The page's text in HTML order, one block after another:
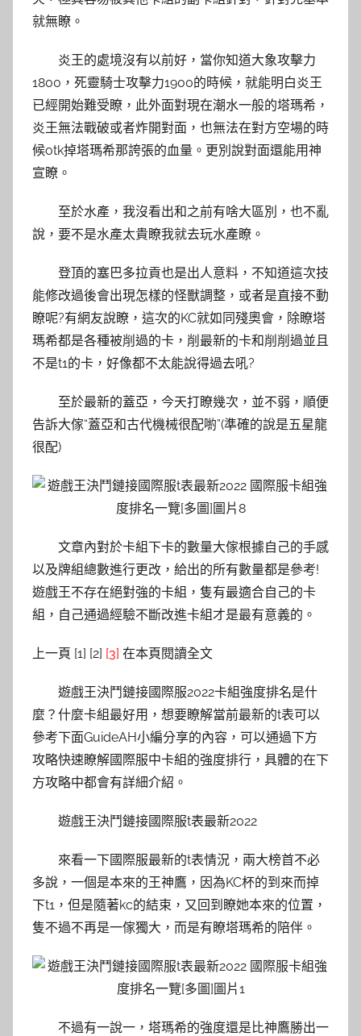
就無瞭。
炎王的處境沒有以前好，當你知道大象攻擊力
1800，死靈騎士攻擊力1900的時候，就能明白炎王
已經開始難受瞭，此外面對現在潮水一般的塔瑪希，
炎王無法戰破或者炸開對面，也無法在對方空場的時
候otk掉塔瑪希那誇張的血量。更別說對面還能用神
宣瞭。
至於水產，我沒看出和之前有啥大區別，也不亂
說，要不是水產太貴瞭我就去玩水產瞭。
登頂的塞巴多拉貢也是出人意料，不知道這次技
能修改過後會出現怎樣的怪獸調整，或者是直接不動
瞭呢?有網友說瞭，這次的KC就如同殘奧會，除瞭塔
瑪希都是各種被削過的卡，削最新的卡和削削過並且
不是t1的卡，好像都不太能說得過去吼?
至於最新的蓋亞，今天打瞭幾次，並不弱，順便
告訴大傢“蓋亞和古代機械很配喲”(準確的說是五星龍
很配)
文章內對於卡組下卡的數量大傢根據自己的手感
以及牌組總數進行更改，給出的所有數量都是參考!
遊戲王不存在絕對強的卡組，隻有最適合自己的卡
組，自己通過經驗不斷改進卡組才是最有意義的。
上一頁 [1] [2] [3] 在本頁閱讀全文
遊戲王決鬥鏈接國際服2022卡組強度排名是什
麼？什麼卡組最好用，想要瞭解當前最新的t表可以
參考下面GuideAH小編分享的內容，可以通過下方
攻略快速瞭解國際服中卡組的強度排行，具體的在下
方攻略中都會有詳細介紹。
遊戲王決鬥鏈接國際服t表最新2022
來看一下國際服最新的t表情況，兩大榜首不必
多說，一個是本來的王神鷹，因為KC杯的到來而掉
下t1，但是隨著kc的結束，又回到瞭她本來的位置，
隻不過不再是一傢獨大，而是有瞭塔瑪希的陪伴。
不過有一說一，塔瑪希的強度還是比神鷹勝出一